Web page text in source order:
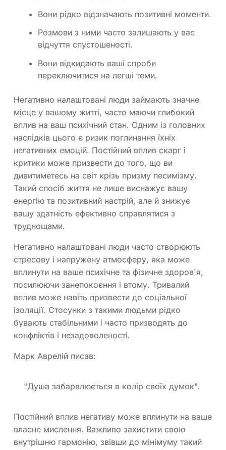
Вони рідко відзначають позитивні моменти.
Розмови з ними часто залишають у вас
відчуття спустошеності.
Вони відкидають ваші спроби
переключитися на легші теми.
Негативно налаштовані люди займають значне
місце у вашому житті, часто маючи глибокий
вплив на ваш психічний стан. Одним із головних
наслідків цього є ризик поглинання їхніх
негативних емоцій. Постійний вплив скарг і
критики може призвести до того, що ви
дивитиметесь на світ крізь призму песимізму.
Такий спосіб життя не лише виснажує вашу
енергію та позитивний настрій, але й знижує
вашу здатність ефективно справлятися з
труднощами.
Негативно налаштовані люди часто створюють
стресову і напружену атмосферу, яка може
вплинути на ваше психічне та фізичне здоров'я,
посилюючи занепокоєння і втому. Тривалий
вплив може навіть призвести до соціальної
ізоляції. Стосунки з такими людьми рідко
бувають стабільними і часто призводять до
конфліктів і незадоволеності.
Марк Аврелій писав:
"Душа забарвлюється в колір своїх думок".
Постійний вплив негативу може вплинути на ваше
власне мислення. Важливо захистити свою
внутрішню гармонію, звівши до мінімуму такий